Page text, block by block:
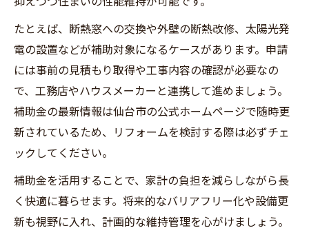
宮城の気候に合わせた住まいの守り方
新築注文住宅で防ぐ結露とカビ対策の基本
仙台市の冬に強い断熱メンテナンス術
台風や地震に備える補修と防災対策
宮城の気候特性を活かした快適な住まい方
新築住宅に必須の耐久性アップポイント
新築注文住宅の価値を守る長期メンテナン
ス術
たとえば、断熱窓への交換や外壁の断熱改修、太陽光発
電の設置などが補助対象になるケースがあります。申請
には事前の見積もり取得や工事内容の確認が必要なの
で、工務店やハウスメーカーと連携して進めましょう。
補助金の最新情報は仙台市の公式ホームページで随時更
新されているため、リフォームを検討する際は必ずチェ
ックしてください。
補助金を活用することで、家計の負担を減らしながら長
く快適に暮らせます。将来的なバリアフリー化や設備更
新も視野に入れ、計画的な維持管理を心がけましょう。